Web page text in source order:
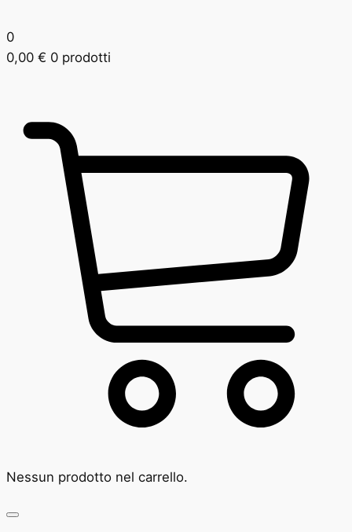
0
0,00 € 0 prodotti
Nessun prodotto nel carrello.